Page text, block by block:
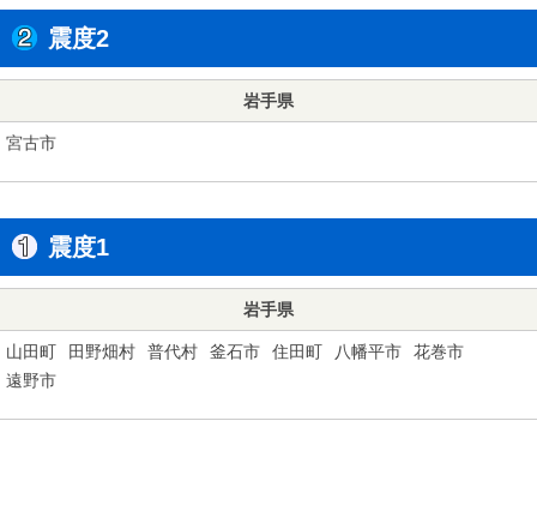
震度2
岩手県
宮古市
震度1
岩手県
山田町 田野畑村 普代村 釜石市 住田町 八幡平市
花巻市
遠野市